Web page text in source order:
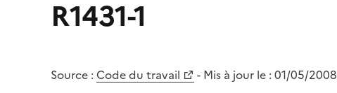
R1431-1
Source : Code du travail - Mis à jour le : 01/05/2008